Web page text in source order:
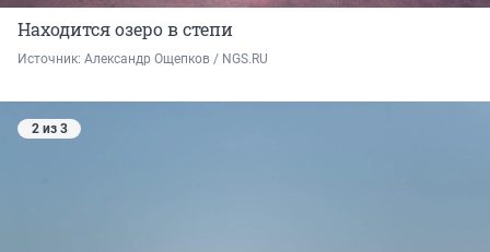
Находится озеро в степи
Источник: Александр Ощепков / NGS.RU
2 из 3